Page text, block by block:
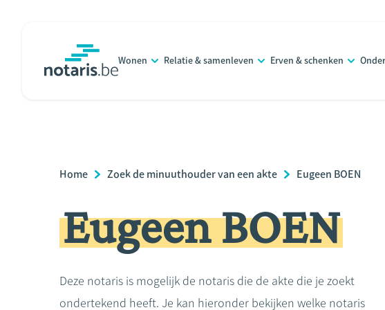
Wonen Relatie & samenleven Erven & schenken
Breadcrumb
Home Zoek de minuuthouder van een akte Eugeen BOEN
Eugeen BOEN
Deze notaris is mogelijk de notaris die de akte die je zoekt
ondertekend heeft. Je kan hieronder bekijken welke notaris